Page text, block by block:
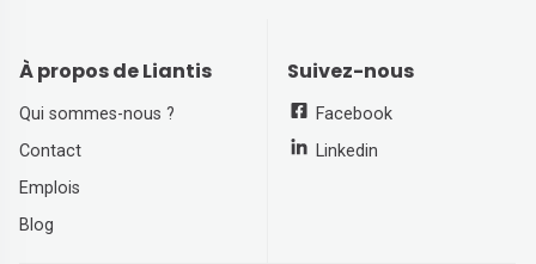
À propos de Liantis
Qui sommes-nous ?
Contact
Emplois
Blog
Suivez-nous
Facebook
Linkedin